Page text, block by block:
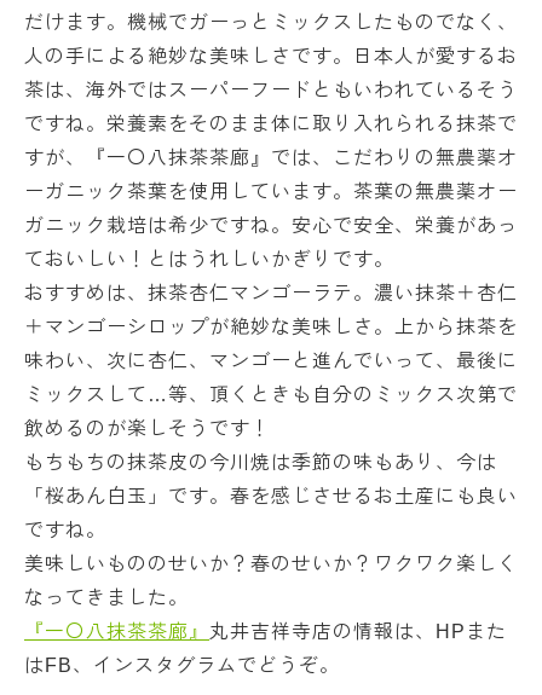
だけます。機械でガーっとミックスしたものでなく、
人の手による絶妙な美味しさです。日本人が愛するお
茶は、海外ではスーパーフードともいわれているそう
ですね。栄養素をそのまま体に取り入れられる抹茶で
すが、『一〇八抹茶茶廊』では、こだわりの無農薬オ
ーガニック茶葉を使用しています。茶葉の無農薬オー
ガニック栽培は希少ですね。安心で安全、栄養があっ
ておいしい！とはうれしいかぎりです。
おすすめは、抹茶杏仁マンゴーラテ。濃い抹茶＋杏仁
＋マンゴーシロップが絶妙な美味しさ。上から抹茶を
味わい、次に杏仁、マンゴーと進んでいって、最後に
ミックスして…等、頂くときも自分のミックス次第で
飲めるのが楽しそうです！
もちもちの抹茶皮の今川焼は季節の味もあり、今は
「桜あん白玉」です。春を感じさせるお土産にも良い
ですね。
美味しいもののせいか？春のせいか？ワクワク楽しく
なってきました。
『一〇八抹茶茶廊』 丸井吉祥寺店の情報は、HPまた
はFB、インスタグラムでどうぞ。